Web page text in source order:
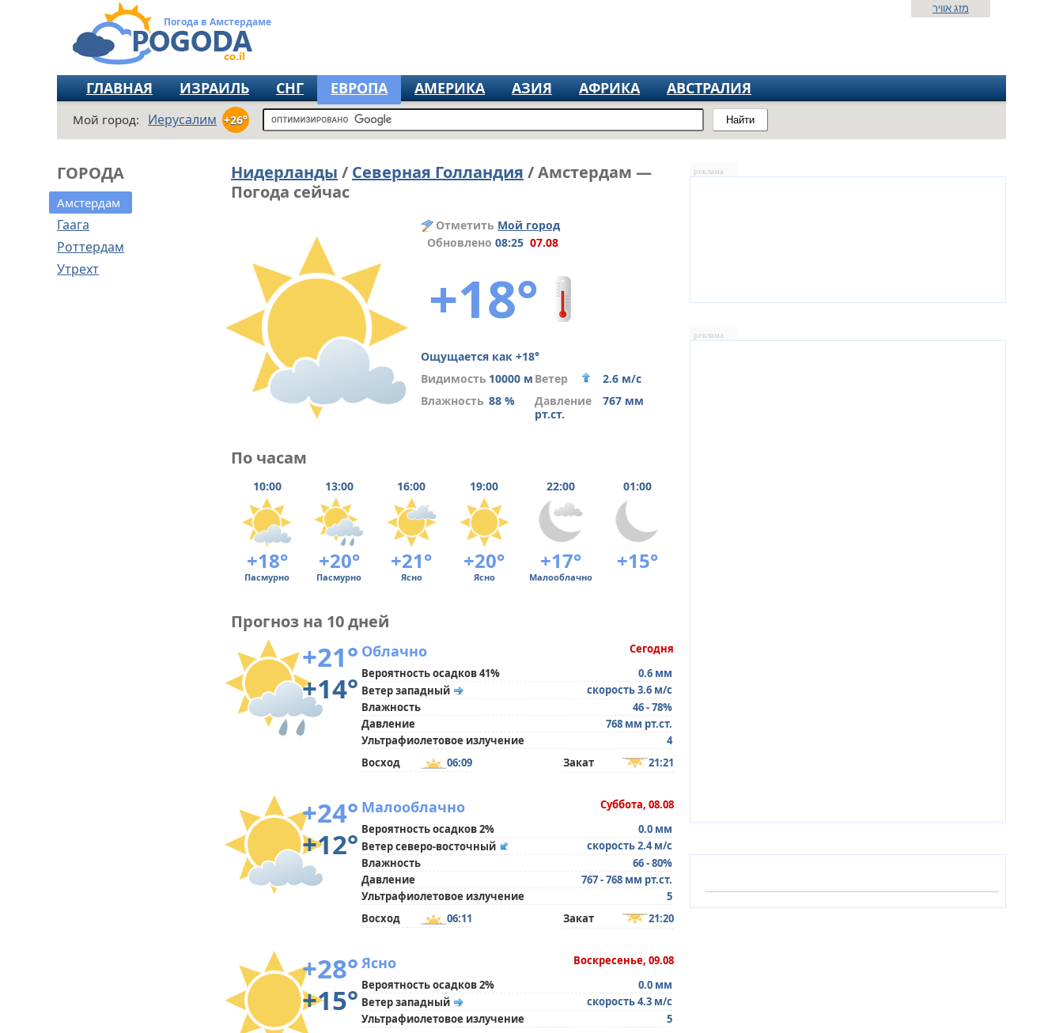
Погода в Амстердаме
Найти
מזג אוויר
ГЛАВНАЯ ИЗРАИЛЬ СНГ ЕВРОПА АМЕРИКА АЗИЯ АФРИКА АВСТРАЛИЯ
Мой город: Иерусалим +26°
ГОРОДА
Амстердам
Гаага
Роттердам
Утрехт
Нидерланды / Северная Голландия / Амстердам —
Погода сейчас
Отметить Мой город
Обновлено 08:25 07.08
+18°
Ощущается как +18°
Видимость 10000 м Ветер
2.6 м/с
Влажность 88 % Давление
767 мм
рт.ст.
По часам
10:00 13:00 16:00 19:00 22:00 01:00
+18° +20° +21° +20° +17° +15°
Пасмурно Пасмурно Ясно Ясно Малооблачно
Прогноз на 10 дней
+21°
+14°
Сегодня
Облачно
Вероятность осадков 41%
0.6 мм
Ветер западный
скорость 3.6 м/с
Влажность
46 - 78%
Давление
768 мм рт.ст.
Ультрафиолетовое излучение
4
Восход
06:09 Закат 21:21
+24°
+12°
Суббота, 08.08
Малооблачно
Вероятность осадков 2%
0.0 мм
Ветер северо-восточный
скорость 2.4 м/с
Влажность
66 - 80%
Давление
767 - 768 мм рт.ст.
Ультрафиолетовое излучение
5
Восход
06:11 Закат 21:20
+28°
+15°
Воскресенье, 09.08
Ясно
Вероятность осадков 2%
0.0 мм
Ветер западный
скорость 4.3 м/с
Ультрафиолетовое излучение
5
реклама
реклама